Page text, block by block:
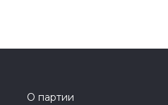
О партии